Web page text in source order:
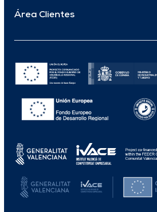
Área Clientes